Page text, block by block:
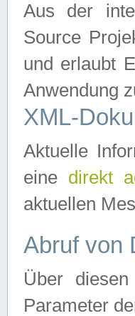
Aus der
Source
und erlaubt
Anwendung
XML-
Aktuelle
eine direkt
aktuellen
Abruf von
Über diesen
Parameter